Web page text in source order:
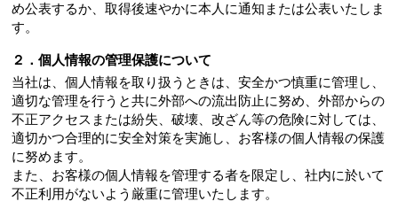
め公表するか、取得後速やかに本人に通知または公表いたしま
す。
２．個人情報の管理保護について
当社は、個人情報を取り扱うときは、安全かつ慎重に管理し、
適切な管理を行うと共に外部への流出防止に努め、外部からの
不正アクセスまたは紛失、破壊、改ざん等の危険に対しては、
適切かつ合理的に安全対策を実施し、お客様の個人情報の保護
に努めます。
また、お客様の個人情報を管理する者を限定し、社内に於いて
不正利用がないよう厳重に管理いたします。